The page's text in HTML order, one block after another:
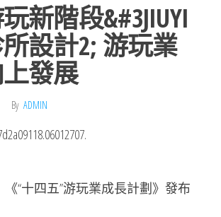
新階段&#3JIUYI
設計2; 游玩業
發展
By ADMIN
十四五”游玩業成長計劃》發布